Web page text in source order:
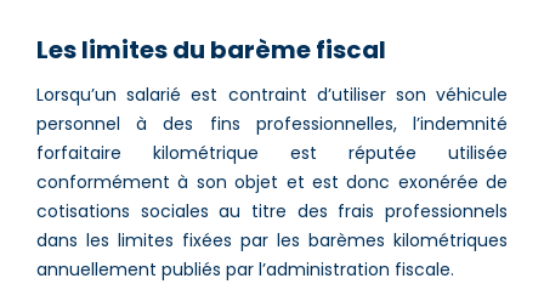
Les limites du barème fiscal
Lorsqu’un salarié est contraint d’utiliser son véhicule
personnel à des fins professionnelles, l’indemnité
forfaitaire kilométrique est réputée utilisée
conformément à son objet et est donc exonérée de
cotisations sociales au titre des frais professionnels
dans les limites fixées par les barèmes kilométriques
annuellement publiés par l’administration fiscale.